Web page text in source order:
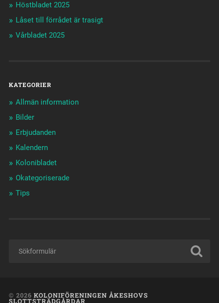
Höstbladet 2025
Låset till förrådet är trasigt
Vårbladet 2025
KATEGORIER
Allmän information
Bilder
Erbjudanden
Kalendern
Kolonibladet
Okategoriserade
Tips
© 2026 KOLONIFÖRENINGEN ÅKESHOVS
SLOTTSTRÄDGÅRDAR